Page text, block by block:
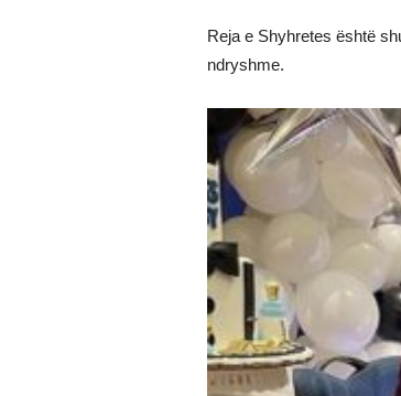
Reja e Shyhretes është
ndryshme.